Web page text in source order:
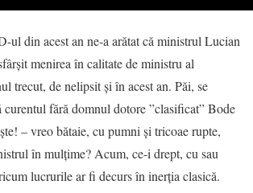
acest an ne-a arătat că ministrul Lucian
menirea în calitate de ministru al
trecut, de nelipsit și în acest an. Păi, se
curentul fără domnul dotore ”clasificat” Bode
– vreo bătaie, cu pumni și tricoae rupte,
în mulțime? Acum, ce-i drept, cu sau
lucrurile ar fi decurs în inerția clasică.